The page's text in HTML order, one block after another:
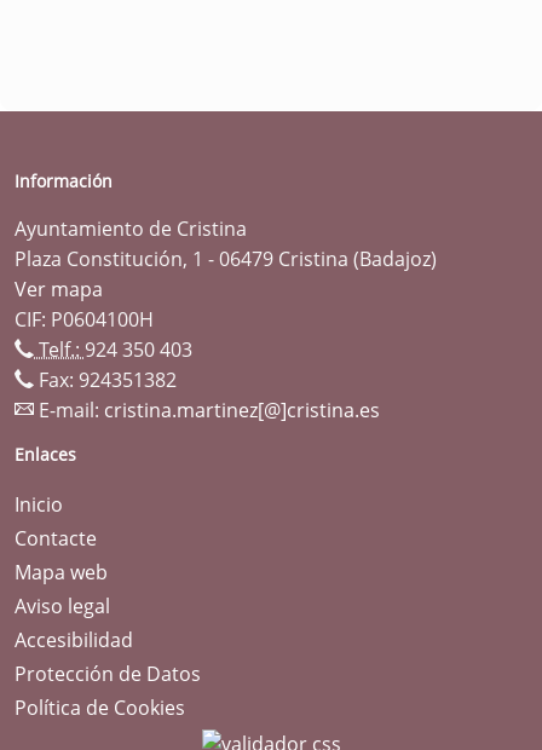
Información
Ayuntamiento de Cristina
Plaza Constitución, 1 - 06479 Cristina (Badajoz)
Ver mapa
CIF: P0604100H
Telf.: 924 350 403
Fax: 924351382
E-mail: cristina.martinez[@]cristina.es
Enlaces
Inicio
Contacte
Mapa web
Aviso legal
Accesibilidad
Protección de Datos
Política de Cookies